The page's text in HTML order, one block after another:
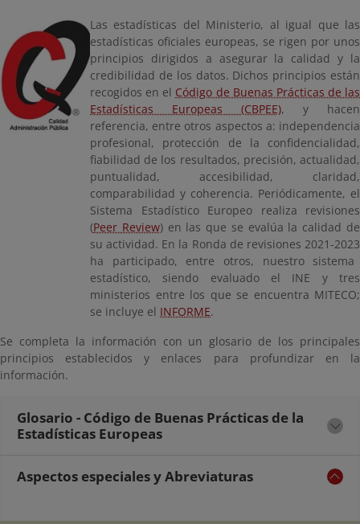
Las estadísticas del Ministerio, al igual que las
estadísticas oficiales europeas, se rigen por unos
principios dirigidos a asegurar la calidad y la
credibilidad de los datos. Dichos principios están
recogidos en el Código de Buenas Prácticas de las
Estadísticas Europeas (CBPEE), y hacen
referencia, entre otros aspectos a: independencia
profesional, protección de la confidencialidad,
fiabilidad de los resultados, precisión, actualidad,
puntualidad, accesibilidad, claridad,
comparabilidad y coherencia. Periódicamente, el
Sistema Estadístico Europeo realiza revisiones
(Peer Review) en las que se evalúa la calidad de
su actividad. En la Ronda de revisiones 2021-2023
ha participado, entre otros, nuestro sistema
estadístico, siendo evaluado el INE y tres
ministerios entre los que se encuentra MITECO;
se incluye el INFORME.
Se completa la información con un glosario de los principales
principios establecidos y enlaces para profundizar en la
información.
Glosario - Código de Buenas Prácticas de la
Estadísticas Europeas
Aspectos especiales y Abreviaturas